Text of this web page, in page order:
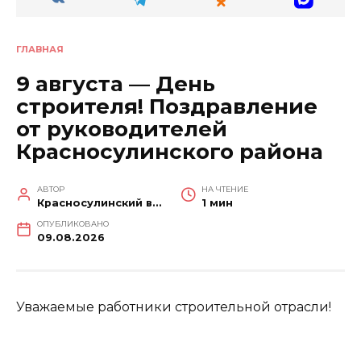
ГЛАВНАЯ
9 августа — День
строителя! Поздравление
от руководителей
Красносулинского района
АВТОР
Красносулинский вестник
НА ЧТЕНИЕ
1 мин
ОПУБЛИКОВАНО
09.08.2026
Уважаемые работники строительной отрасли!